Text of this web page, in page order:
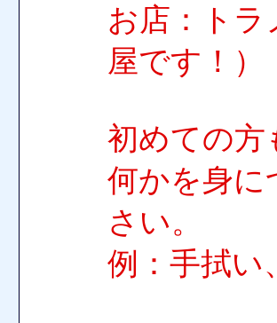
お店：トラ
屋です！）
初めての方
何かを身に
さい。
例：手拭い